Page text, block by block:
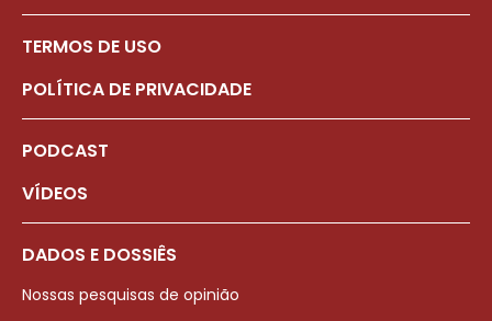
TERMOS DE USO
POLÍTICA DE PRIVACIDADE
PODCAST
VÍDEOS
DADOS E DOSSIÊS
Nossas pesquisas de opinião